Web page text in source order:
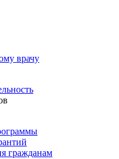
врачу
гражданам